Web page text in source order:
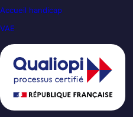
Accueil handicap
VAE